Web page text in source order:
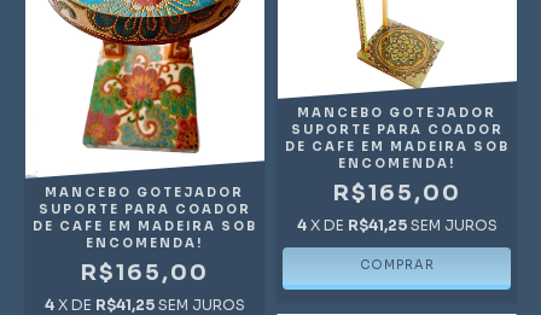
MANCEBO GOTEJADOR
SUPORTE PARA COADOR
DE CAFE EM MADEIRA SOB
ENCOMENDA!
R$165,00
4 X DE R$41,25 SEM JUROS
MANCEBO GOTEJADOR
SUPORTE PARA COADOR
DE CAFE EM MADEIRA SOB
ENCOMENDA!
R$165,00
4 X DE R$41,25 SEM JUROS